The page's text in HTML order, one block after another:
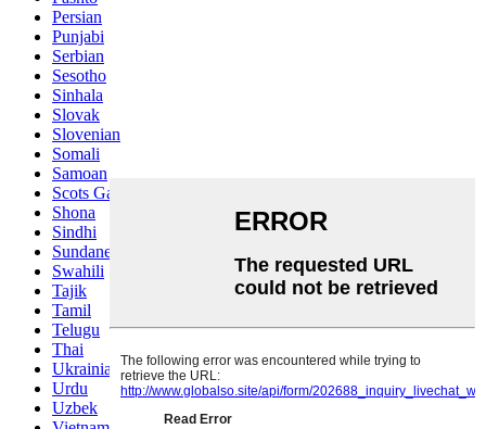
Persian
Punjabi
Serbian
Sesotho
Sinhala
Slovak
Slovenian
Somali
Samoan
Scots Gaelic
Shona
Sindhi
Sundanese
Swahili
Tajik
Tamil
Telugu
Thai
Ukrainian
Urdu
Uzbek